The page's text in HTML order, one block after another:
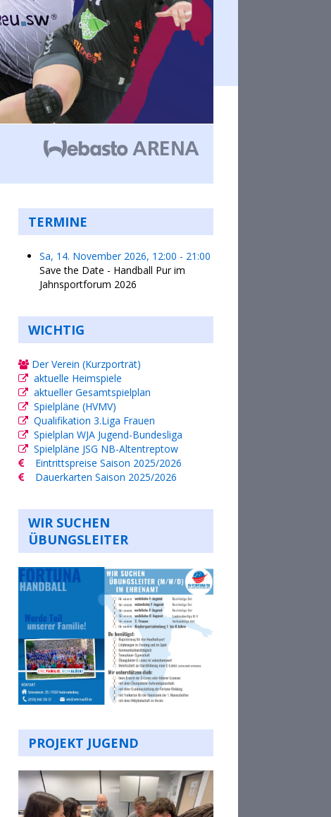
TERMINE
Sa, 14. November 2026, 12:00 - 21:00
Save the Date - Handball Pur im
Jahnsportforum 2026
WICHTIG
Der Verein (Kurzporträt)
aktuelle Heimspiele
aktueller Gesamtspielplan
Spielpläne (HVMV)
Qualifikation 3.Liga Frauen
Spielplan WJA Jugend-Bundesliga
Spielpläne JSG NB-Altentreptow
Eintrittspreise Saison 2025/2026
Dauerkarten Saison 2025/2026
WIR SUCHEN
ÜBUNGSLEITER
PROJEKT JUGEND